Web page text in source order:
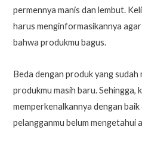
permennya manis dan lembut.
harus menginformasikannya
bahwa produkmu bagus.
Beda dengan produk yang sudah
produkmu masih baru. Sehingga,
memperkenalkannya dengan
pelangganmu belum mengetahui